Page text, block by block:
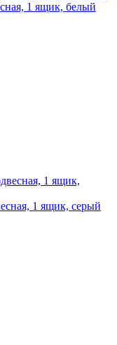
1 ящик, белый
1 ящик, серый